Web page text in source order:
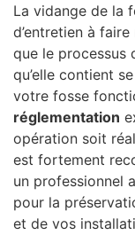
La vidange de la
d’entretien à
que le processus
qu’elle contient
votre fosse
réglementation
opération soit
est fortement
un professionnel
pour la
et de vos